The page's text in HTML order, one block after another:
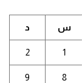
س د
1
2
8
9